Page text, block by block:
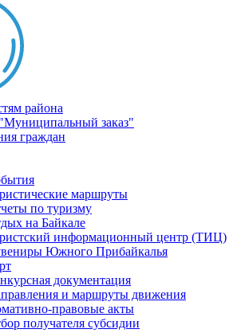
района
заказ"
граждан
маршруты
по туризму
на Байкале
информационный центр (ТИЦ)
Южного Прибайкалья
документация
и маршруты движения
правовые акты
получателя субсидии